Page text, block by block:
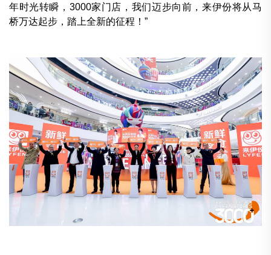
年时光转瞬，3000家门店，我们迈步向前，来伊份将从马
桥万达起步，踏上全新的征程！”